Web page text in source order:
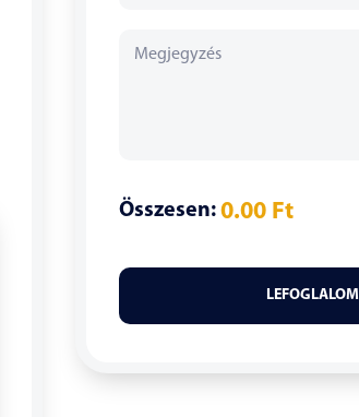
Összesen:0.00 Ft
LEFOGLALOM